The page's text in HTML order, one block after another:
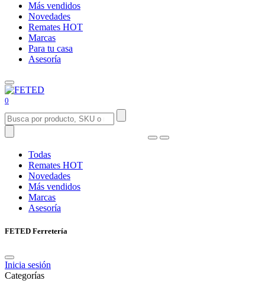
Más vendidos
Novedades
Remates HOT
Marcas
Para tu casa
Asesoría
0
Todas
Remates HOT
Novedades
Más vendidos
Marcas
Asesoría
FETED Ferretería
Inicia sesión
Categorías